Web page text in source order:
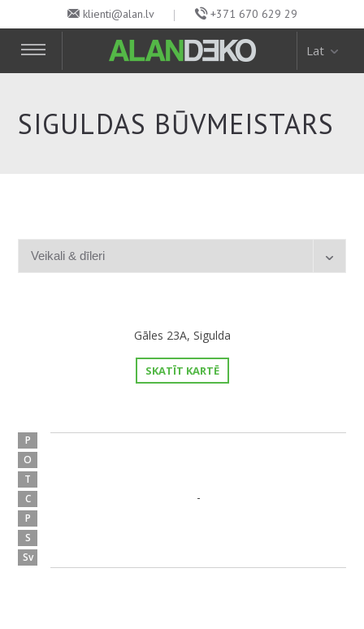
klienti@alan.lv +371 670 629 29
Lat
SIGULDAS BŪVMEISTARS
Gāles 23A, Sigulda
SKATĪT KARTĒ
P
O
T
C
P
S
Sv
-